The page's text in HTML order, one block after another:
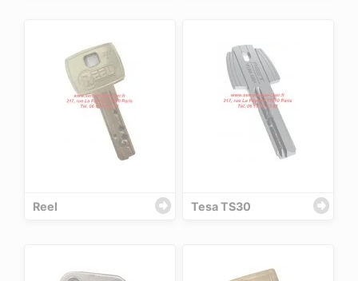
Reel Tesa TS30